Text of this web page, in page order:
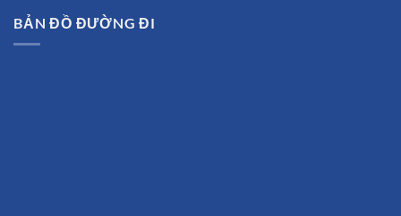
BẢN ĐỒ ĐƯỜNG ĐI